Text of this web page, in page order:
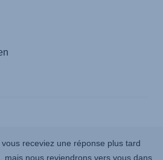
receviez une réponse plus tard
mais nous reviendrons vers vous dans